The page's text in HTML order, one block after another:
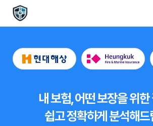
내 보험, 어떤 보장을 위
쉽고 정확하게 분석해드